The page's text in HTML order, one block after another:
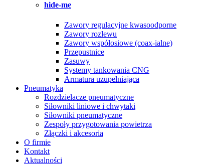
hide-me
Zawory regulacyjne kwasoodporne
Zawory rozlewu
Zawory współosiowe (coax-ialne)
Przepustnice
Zasuwy
Systemy tankowania CNG
Armatura uzupełniająca
Pneumatyka
Rozdzielacze pneumatyczne
Siłowniki liniowe i chwytaki
Siłowniki pneumatyczne
Zespoły przygotowania powietrza
Złączki i akcesoria
O firmie
Kontakt
Aktualności